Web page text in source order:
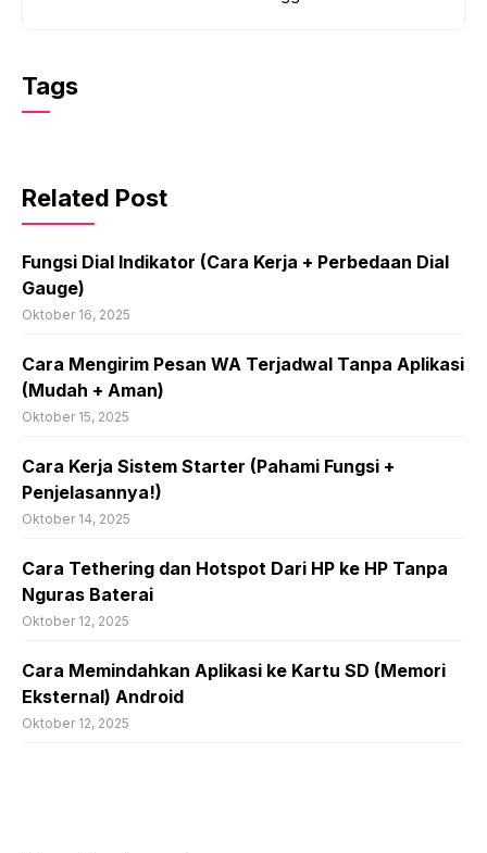
Tags
Related Post
Fungsi Dial Indikator (Cara Kerja + Perbedaan Dial
Gauge)
Oktober 16, 2025
Cara Mengirim Pesan WA Terjadwal Tanpa Aplikasi
(Mudah + Aman)
Oktober 15, 2025
Cara Kerja Sistem Starter (Pahami Fungsi +
Penjelasannya!)
Oktober 14, 2025
Cara Tethering dan Hotspot Dari HP ke HP Tanpa
Nguras Baterai
Oktober 12, 2025
Cara Memindahkan Aplikasi ke Kartu SD (Memori
Eksternal) Android
Oktober 12, 2025